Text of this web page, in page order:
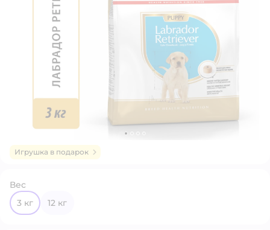
Игрушка в подарок
Вес
3 кг
12 кг